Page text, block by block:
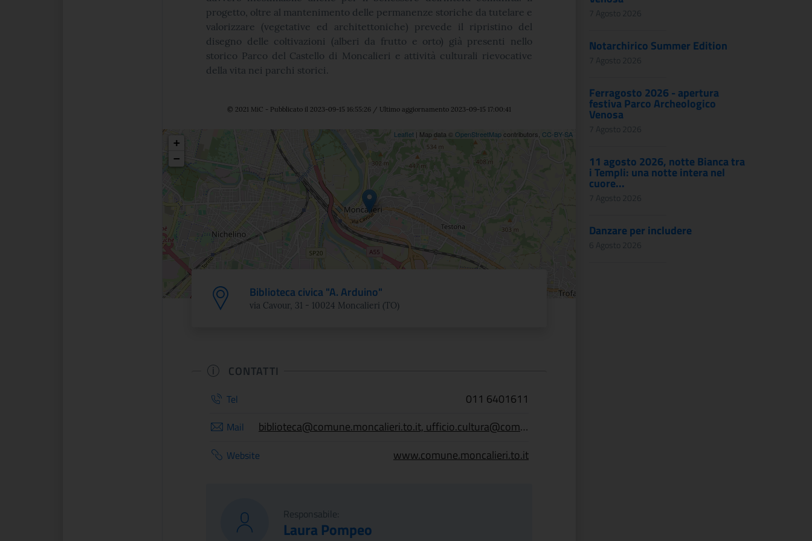
progetto, oltre al mantenimento delle permanenze storiche da tutelare e
valorizzare (vegetative ed architettoniche) prevede il ripristino del
disegno delle coltivazioni (alberi da frutto e orto) già presenti nello
storico Parco del Castello di Moncalieri e attività culturali rievocative
della vita nei parchi storici.
© 2021 MiC - Pubblicato il 2023-09-15 16:55:26 / Ultimo aggiornamento 2023-09-15 17:00:41
Posizione
+
−
Leaflet | Map data © OpenStreetMapcontributors, CC-BY-SA
Biblioteca civica "A. Arduino"
via Cavour, 31 - 10024 Moncalieri (TO)
CONTATTI
Tel 011 6401611
Mail biblioteca@comune.moncalieri.to.it, ufficio.cultura@comune.moncalieri.to.it
Website www.comune.moncalieri.to.it
Responsabile:
Laura Pompeo
7 Agosto 2026
Notarchirico Summer Edition
7 Agosto 2026
Ferragosto 2026 - apertura
festiva Parco Archeologico
Venosa
7 Agosto 2026
11 agosto 2026, notte Bianca tra
i Templi: una notte intera nel
cuore...
7 Agosto 2026
Danzare per includere
6 Agosto 2026